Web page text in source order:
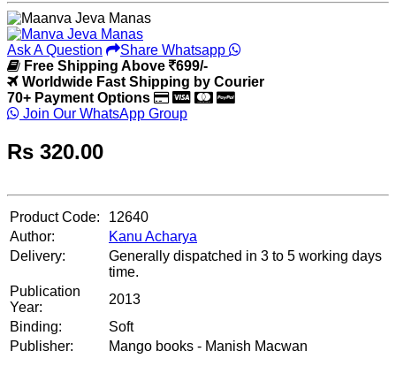
Ask A Question
Share Whatsapp
Free Shipping Above
699/-
Worldwide Fast Shipping by Courier
70+ Payment Options
Join Our WhatsApp Group
Rs 320.00
Product Code:
12640
Author:
Kanu Acharya
Delivery:
Generally dispatched in 3 to 5 working days
time.
Publication
Year:
2013
Binding:
Soft
Publisher:
Mango books - Manish Macwan